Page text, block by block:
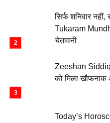
सिर्फ शनिवार
Tukaram
चेतावनी
Zeeshan
को मिला खौफनाक
Today’s